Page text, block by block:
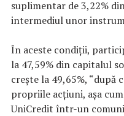
suplimentar de 3,22%
intermediul unor
În aceste condiţii,
la 47,59% din capitalul
creşte la 49,65%, “după
propriile acţiuni, aşa
UniCredit într-un